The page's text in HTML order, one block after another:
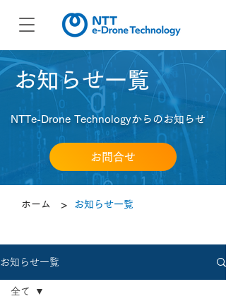
​お知らせ一覧
NTTe-Drone Technologyからのお知らせ
お問合せ
ホーム > お知らせ一覧
お知らせ一覧
全て